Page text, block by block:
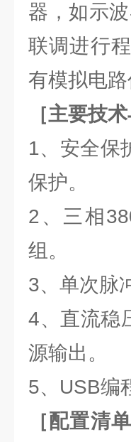
器，如示
联调进行
有模拟电
［主要技
1、安全保
保护。
2、三相
组。
3、单次脉
4、直流稳
源输出。
5、USB编
［配置清单